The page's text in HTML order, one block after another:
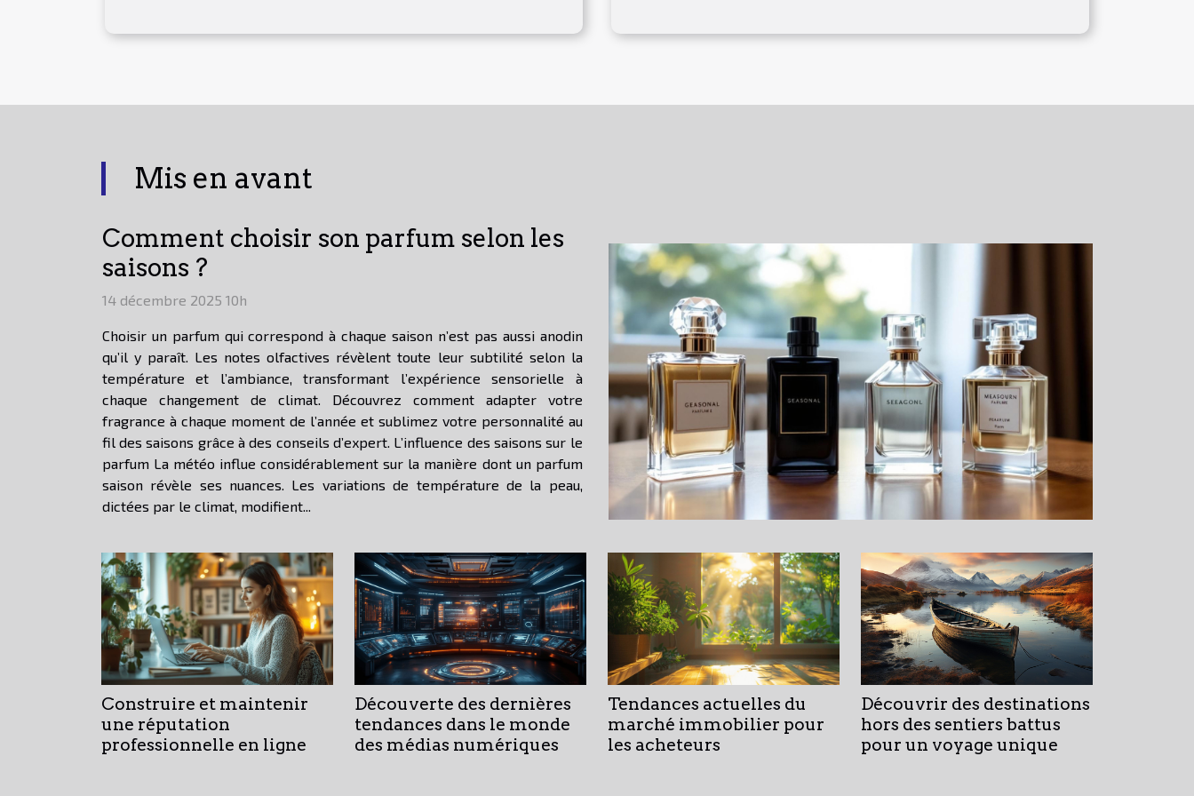
Mis en avant
Comment choisir son parfum selon les
saisons ?
14 décembre 2025 10h
Choisir un parfum qui correspond à chaque saison n’est pas aussi anodin
qu’il y paraît. Les notes olfactives révèlent toute leur subtilité selon la
température et l’ambiance, transformant l’expérience sensorielle à
chaque changement de climat. Découvrez comment adapter votre
fragrance à chaque moment de l’année et sublimez votre personnalité au
fil des saisons grâce à des conseils d’expert. L’influence des saisons sur le
parfum La météo influe considérablement sur la manière dont un parfum
saison révèle ses nuances. Les variations de température de la peau,
dictées par le climat, modifient...
Construire et maintenir
une réputation
professionnelle en ligne
Découverte des dernières
tendances dans le monde
des médias numériques
Tendances actuelles du
marché immobilier pour
les acheteurs
Découvrir des destinations
hors des sentiers battus
pour un voyage unique